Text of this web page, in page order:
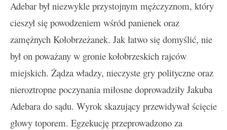
Adebar był niezwykle przystojnym mężczyznom, który
cieszył się powodzeniem wśród panienek oraz
zamężnych Kołobrzeżanek. Jak łatwo się domyślić, nie
był on poważany w gronie kołobrzeskich rajców
miejskich. Żądza władzy, nieczyste gry polityczne oraz
nieroztropne poczynania miłosne doprowadziły Jakuba
Adebara do sądu. Wyrok skazujący przewidywał ścięcie
głowy toporem. Egzekucję przeprowadzono za